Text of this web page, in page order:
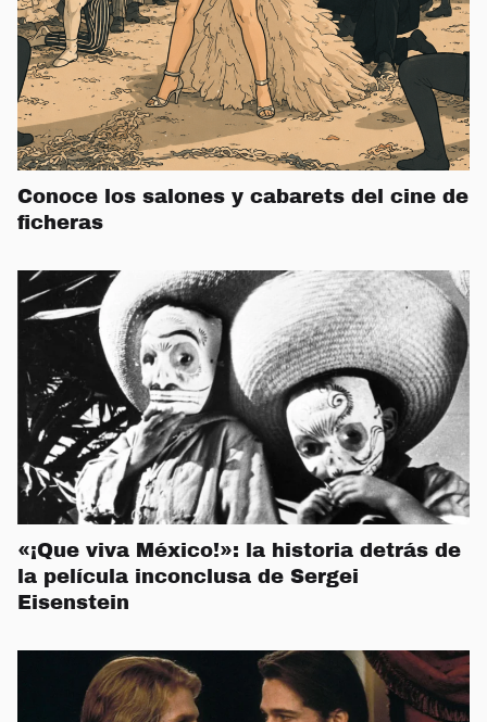
Conoce los salones y cabarets del cine de
ficheras
«¡Que viva México!»: la historia detrás de
la película inconclusa de Sergei
Eisenstein